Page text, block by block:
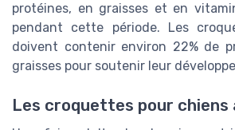
protéines, en graisses et en
pendant cette période. Les
doivent contenir environ 22% de
graisses pour soutenir leur
Les croquettes pour chiens